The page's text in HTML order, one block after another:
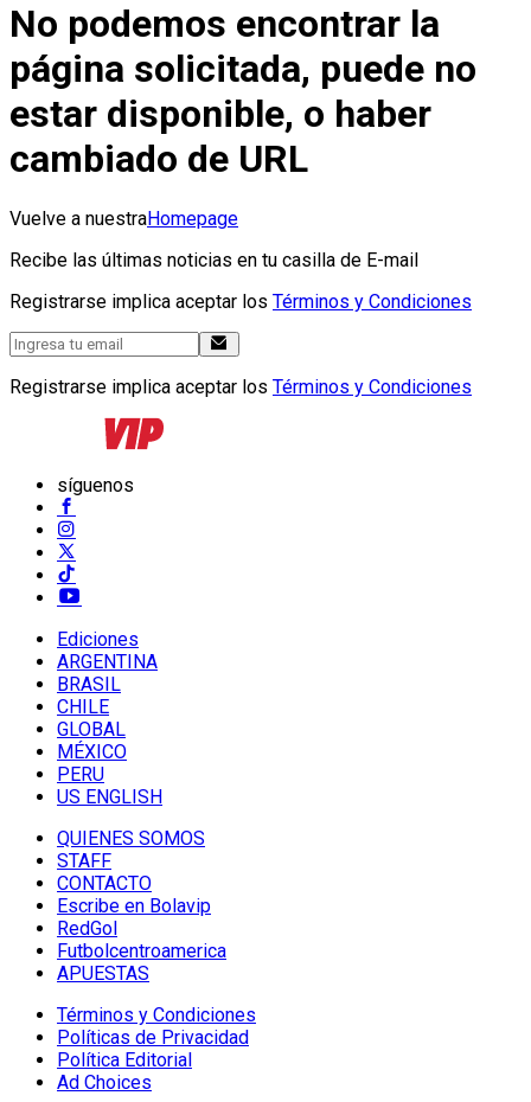
No podemos encontrar la
página solicitada, puede no
estar disponible, o haber
cambiado de URL
Vuelve a nuestraHomepage
Recibe las últimas noticias en tu casilla de E-mail
Registrarse implica aceptar los Términos y Condiciones
Registrarse implica aceptar los Términos y Condiciones
síguenos
Ediciones
ARGENTINA
BRASIL
CHILE
GLOBAL
MÉXICO
PERU
US ENGLISH
QUIENES SOMOS
STAFF
CONTACTO
Escribe en Bolavip
RedGol
Futbolcentroamerica
APUESTAS
Términos y Condiciones
Políticas de Privacidad
Política Editorial
Ad Choices